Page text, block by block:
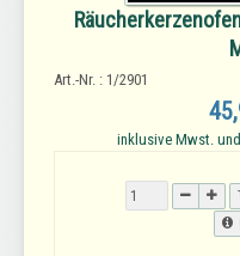
Art.-Nr. : 1/2901
inklusive Mwst.